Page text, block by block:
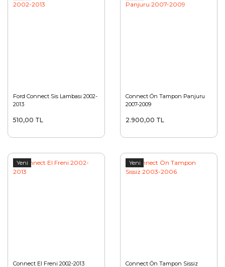
Ford Connect Sis Lambası 2002-
2013
510,00 TL
Connect Ön Tampon Panjuru
2007-2009
2.900,00 TL
Yeni
Connect El Freni 2002-2013
Yeni
Connect Ön Tampon Sissiz